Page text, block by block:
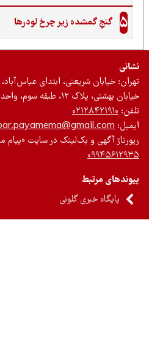
گنجِ گمشده زیر چرخ لودرها
خیابان شریعتی، ابتدای عباس‌آباد،
بهشتی، پلاک ۱۲، طبقه سوم، واحد ۵
۰۲۱۲۸۴۲۱۹۱۰
khabar.payamema@gmail.com
آگهی و بک‌لینک در سایت «پیام ما»:
مرتبط
پایگاه خبری گلونی